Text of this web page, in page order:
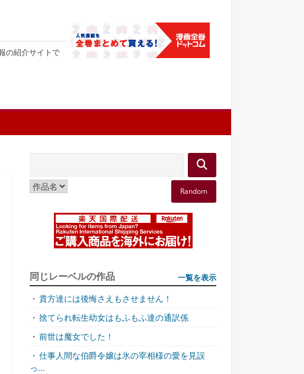
の紹介サイトで
Random
同じレーベルの作品 一覧を表示
・ 貴方達には後悔さえもさせません！
・ 捨てられ転生幼女はもふもふ達の通訳係
・ 前世は魔女でした！
・ 仕事人間な伯爵令嬢は氷の宰相様の愛を見誤
っ...